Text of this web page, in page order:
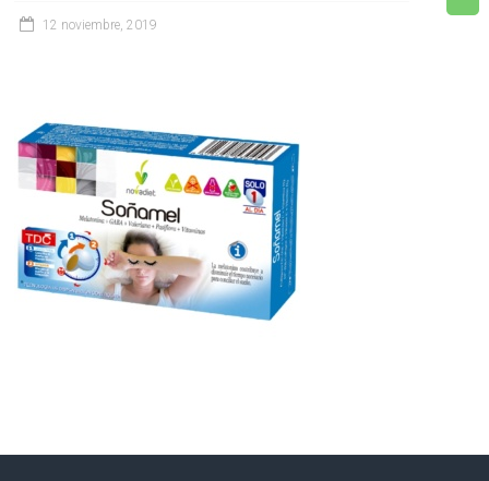
12 noviembre, 2019